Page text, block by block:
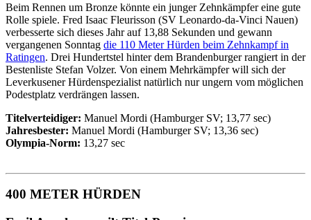
Beim Rennen um Bronze könnte ein junger Zehnkämpfer eine gute
Rolle spiele. Fred Isaac Fleurisson (SV Leonardo-da-Vinci Nauen)
verbesserte sich dieses Jahr auf 13,88 Sekunden und gewann
vergangenen Sonntag die 110 Meter Hürden beim Zehnkampf in
Ratingen. Drei Hundertstel hinter dem Brandenburger rangiert in der
Bestenliste Stefan Volzer. Von einem Mehrkämpfer will sich der
Leverkusener Hürdenspezialist natürlich nur ungern vom möglichen
Podestplatz verdrängen lassen.
Titelverteidiger: Manuel Mordi (Hamburger SV; 13,77 sec)
Jahresbester: Manuel Mordi (Hamburger SV; 13,36 sec)
Olympia-Norm: 13,27 sec
400 METER HÜRDEN